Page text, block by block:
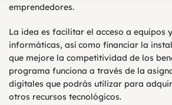
emprendedores.
La idea es facilitar el acceso a equipos
informáticas, así como financiar la
que mejore la competitividad de los
programa funciona a través de la
digitales que podrás utilizar para
otros recursos tecnológicos.